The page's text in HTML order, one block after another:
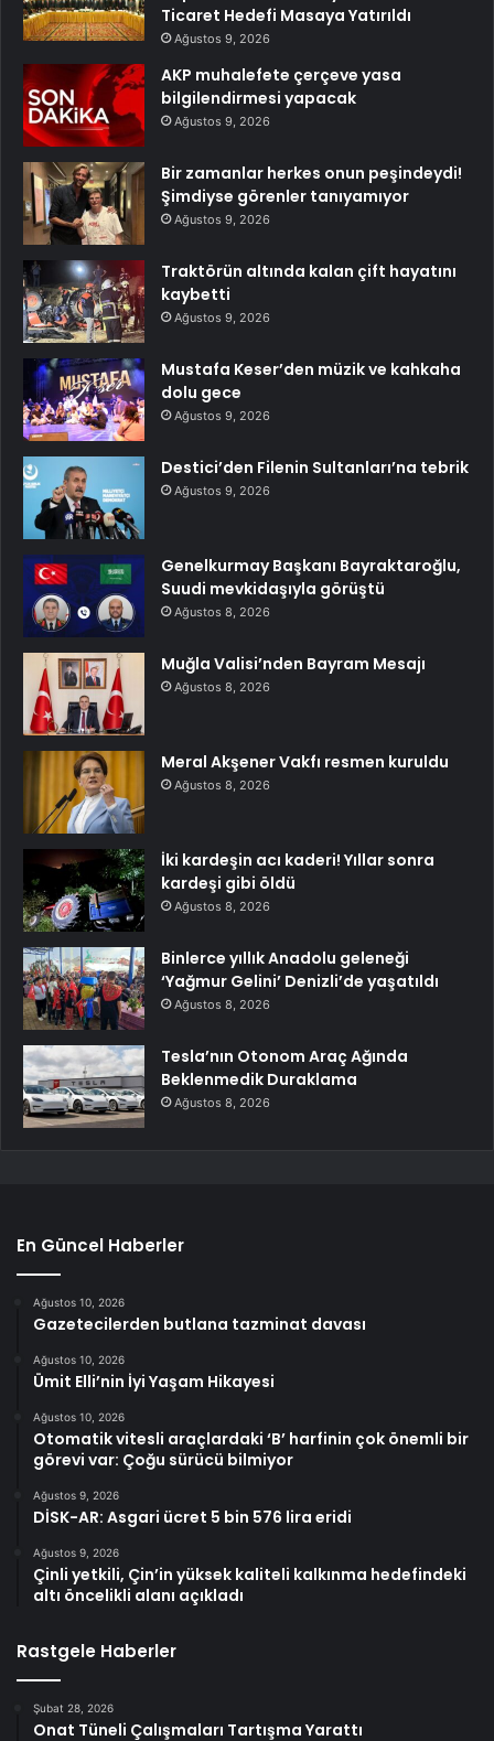
Ticaret Hedefi Masaya Yatırıldı
Ağustos 9, 2026
AKP muhalefete çerçeve yasa
bilgilendirmesi yapacak
Ağustos 9, 2026
Bir zamanlar herkes onun peşindeydi!
Şimdiyse görenler tanıyamıyor
Ağustos 9, 2026
Traktörün altında kalan çift hayatını
kaybetti
Ağustos 9, 2026
Mustafa Keser’den müzik ve kahkaha
dolu gece
Ağustos 9, 2026
Destici’den Filenin Sultanları’na tebrik
Ağustos 9, 2026
Genelkurmay Başkanı Bayraktaroğlu,
Suudi mevkidaşıyla görüştü
Ağustos 8, 2026
Muğla Valisi’nden Bayram Mesajı
Ağustos 8, 2026
Meral Akşener Vakfı resmen kuruldu
Ağustos 8, 2026
İki kardeşin acı kaderi! Yıllar sonra
kardeşi gibi öldü
Ağustos 8, 2026
Binlerce yıllık Anadolu geleneği
‘Yağmur Gelini’ Denizli’de yaşatıldı
Ağustos 8, 2026
Tesla’nın Otonom Araç Ağında
Beklenmedik Duraklama
Ağustos 8, 2026
En Güncel Haberler
Ağustos 10, 2026
Gazetecilerden butlana tazminat davası
Ağustos 10, 2026
Ümit Elli’nin İyi Yaşam Hikayesi
Ağustos 10, 2026
Otomatik vitesli araçlardaki ‘B’ harfinin çok önemli bir
görevi var: Çoğu sürücü bilmiyor
Ağustos 9, 2026
DİSK-AR: Asgari ücret 5 bin 576 lira eridi
Ağustos 9, 2026
Çinli yetkili, Çin’in yüksek kaliteli kalkınma hedefindeki
altı öncelikli alanı açıkladı
Rastgele Haberler
Şubat 28, 2026
Onat Tüneli Çalışmaları Tartışma Yarattı